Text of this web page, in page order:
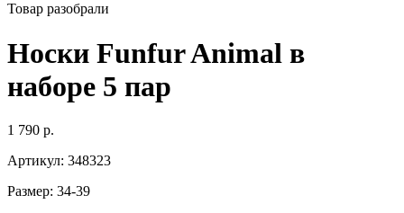
Товар разобрали
Носки Funfur Animal в
наборе 5 пар
1 790 р.
Артикул: 348323
Размер: 34-39